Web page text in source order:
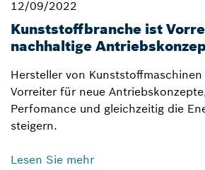
12/09/2022
Kunststoffbranche ist
nachhaltige
Hersteller von
Vorreiter für neue
Perfomance und gleichzeitig die
steigern.
Lesen Sie mehr